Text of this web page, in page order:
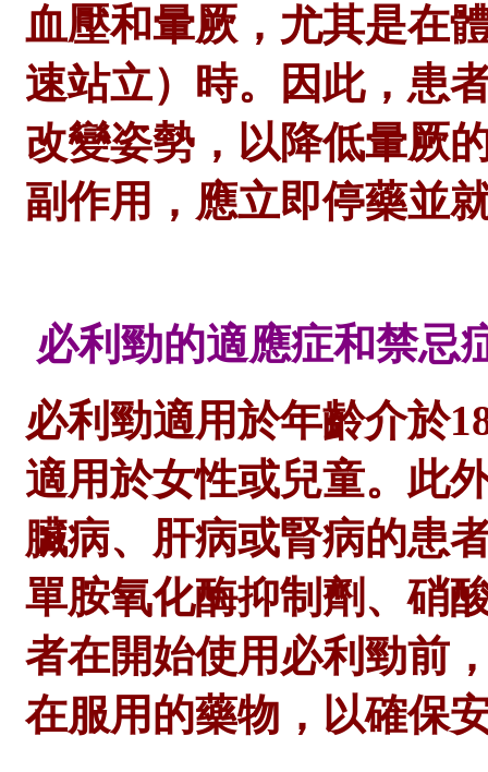
血壓和暈厥，尤其是在
速站立）時。因此，患
改變姿勢，以降低暈厥
副作用，應立即停藥並
必利勁的適應症和禁忌
必利勁適用於年齡介於
適用於女性或兒童。此
臟病、肝病或腎病的患
單胺氧化酶抑制劑、硝
者在開始使用必利勁前
在服用的藥物，以確保